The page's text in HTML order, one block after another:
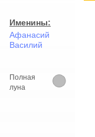
Именины:
Афанасий
Василий
Полная
луна